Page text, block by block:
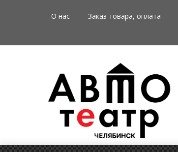
О нас Заказ товара, оплата